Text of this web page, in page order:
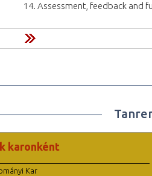
14. Assessment, feedback and
karonként
Kar